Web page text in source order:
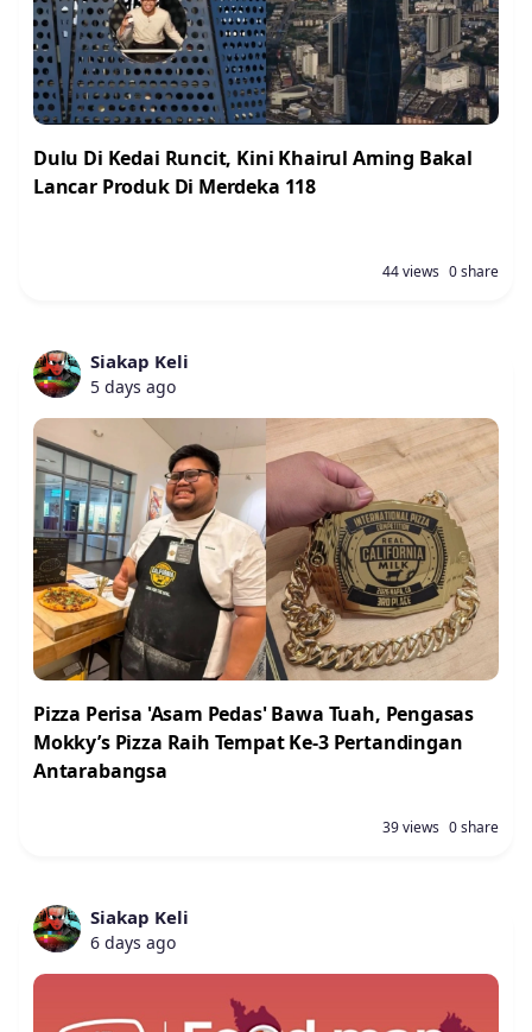
Dulu Di Kedai Runcit, Kini Khairul Aming Bakal
Lancar Produk Di Merdeka 118
0 share
44 views
Siakap Keli
5 days ago
Pizza Perisa 'Asam Pedas' Bawa Tuah, Pengasas
Mokky’s Pizza Raih Tempat Ke-3 Pertandingan
Antarabangsa
0 share
39 views
Siakap Keli
6 days ago